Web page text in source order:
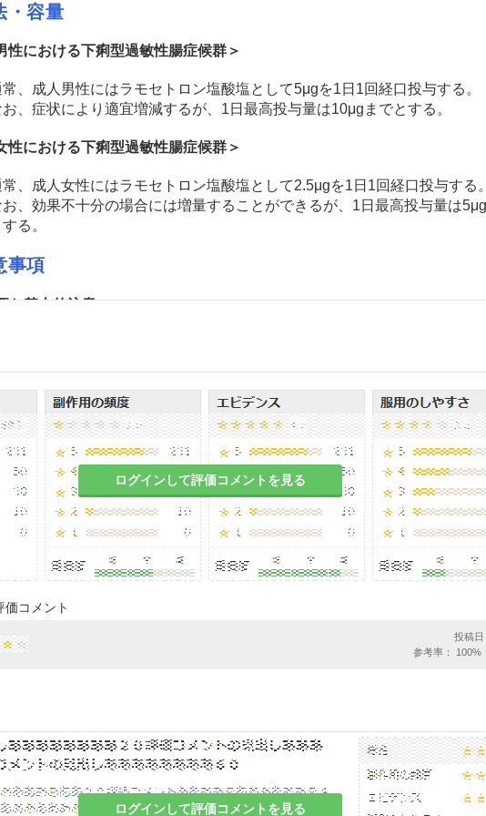
・容量
性における下痢型過敏性腸症候群＞
、成人男性にはラモセトロン塩酸塩として5μgを1日1回経口投与する。
お、症状により適宜増減するが、1日最高投与量は10μgまでとする。
性における下痢型過敏性腸症候群＞
、成人女性にはラモセトロン塩酸塩として2.5μgを1日1回経口投与する。
お、効果不十分の場合には増量することができるが、1日最高投与量は
る。
事項
な基本的注意
性に比べ便秘及び硬便の発現率が高いため注意すること。［11.1.2、
、17.1.2参照］
投与
合併症・既往歴等のある患者
腹部手術歴のある患者
本剤の投与による便秘、硬便等の発現に伴うイレウス等の発現に注意する
妊婦
される場合にのみ投与すること。
上の有益性及び母乳栄養の有益性を考慮し、授乳の継続又は中止を検討
と。ラットにおいて乳汁中への移行が報告されている。
小児等
ログインして評価コメントを見る
価コメント
ログインして評価コメントを見る
投稿日
参考率： 100%